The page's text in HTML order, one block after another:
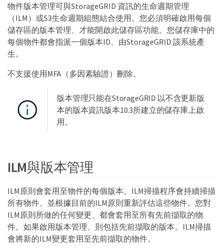
物件版本管理可與StorageGRID 資訊的生命週期管理
（ILM）或S3生命週期組態結合使用。您必須明確啟用每個
儲存區的版本管理、才能開啟此儲存區功能。您儲存庫中的
每個物件都會指派一個版本ID、由StorageGRID 該系統產
生。
不支援使用MFA（多因素驗證）刪除。
版本管理只能在StorageGRID 以不含更新版
本的版本資訊版本10.3所建立的儲存庫上啟
用。
ILM與版本管理
ILM原則會套用至物件的每個版本。ILM掃描程序會持續掃描
所有物件、並根據目前的ILM原則重新評估這些物件。您對
ILM原則所做的任何變更、都會套用至所有先前擷取的物
件。如果啟用版本管理、則包括先前擷取的版本。ILM掃描
會將新的ILM變更套用至先前擷取的物件。